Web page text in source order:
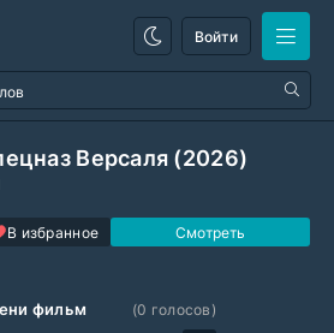
Войти
Версаля (2026)
В избранное
фильм
(0 голосов)